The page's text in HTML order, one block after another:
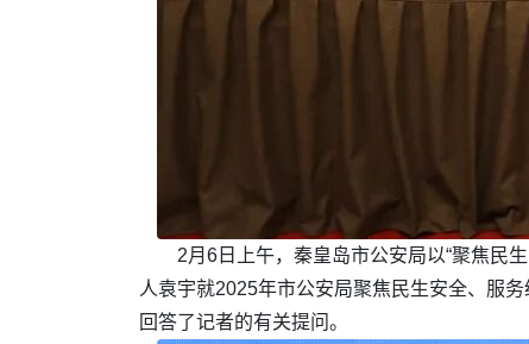
2月6日上午，秦皇岛市公安局以“聚焦民
人袁宇就2025年市公安局聚焦民生安全、服
回答了记者的有关提问。